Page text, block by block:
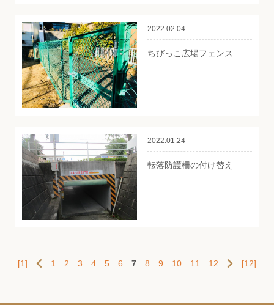
2022.02.04
ちびっこ広場フェンス
2022.01.24
転落防護柵の付け替え
[1] 1 2 3 4 5 6 7 8 9 10 11 12 [12]